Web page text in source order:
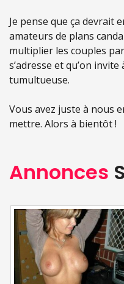
Je pense que ça devrait
amateurs de plans
multiplier les couples
s’adresse et qu’on
tumultueuse.
Vous avez juste à nous
mettre. Alors à bientôt !
Annonces